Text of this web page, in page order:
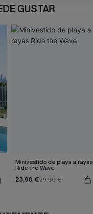
GUSTAR
Minivestido de playa a rayas
Ride the Wave
23,90 €29,90 €